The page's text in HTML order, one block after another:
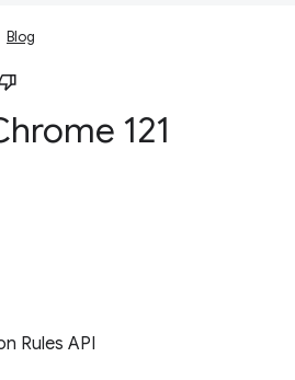
Blog
121
Rules API